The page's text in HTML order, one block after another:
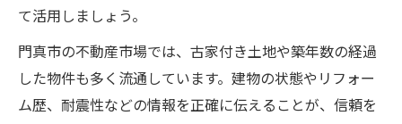
信頼される売主になるための行動指針
家売る際に信頼される売主の共通点とは
て活用しましょう。
門真市の不動産市場では、古家付き土地や築年数の経過
した物件も多く流通しています。建物の状態やリフォー
ム歴、耐震性などの情報を正確に伝えることが、信頼を